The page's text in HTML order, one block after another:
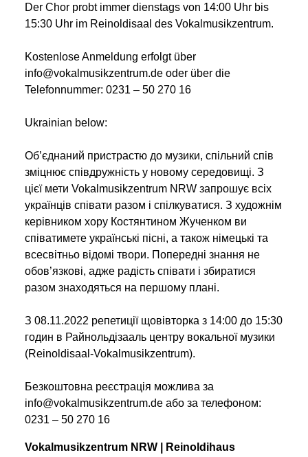
Der Chor probt immer dienstags von 14:00 Uhr bis
15:30 Uhr im Reinoldisaal des Vokalmusikzentrum.
Kostenlose Anmeldung erfolgt über
info@vokalmusikzentrum.de oder über die
Telefonnummer: 0231 – 50 270 16
Ukrainian below:
Об’єднаний пристрастю до музики, спільний спів
зміцнює співдружність у новому середовищі. З
цієї мети Vokalmusikzentrum NRW запрошує всіх
українців співати разом і спілкуватися. З художнім
керівником хору Костянтином Жученком ви
співатимете українські пісні, а також німецькі та
всесвітньо відомі твори. Попередні знання не
обов’язкові, адже радість співати і збиратися
разом знаходяться на першому плані.
З 08.11.2022 репетиції щовівторка з 14:00 до 15:30
годин в Райнольдізааль центру вокальної музики
(Reinoldisaal-Vokalmusikzentrum).
Безкоштовна реєстрація можлива за
info@vokalmusikzentrum.de або за телефоном:
0231 – 50 270 16
Vokalmusikzentrum NRW | Reinoldihaus